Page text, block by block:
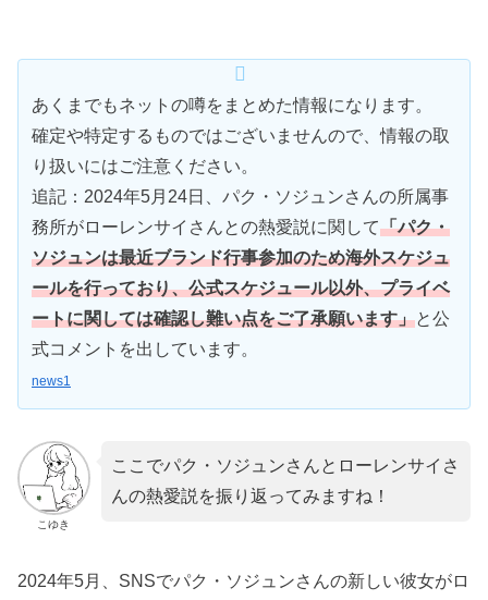
あくまでもネットの噂をまとめた情報になります。
確定や特定するものではございませんので、情報の取
り扱いにはご注意ください。
追記：2024年5月24日、パク・ソジュンさんの所属事
務所がローレンサイさんとの熱愛説に関して「パク・
ソジュンは最近ブランド行事参加のため海外スケジュ
ールを行っており、公式スケジュール以外、プライベ
ートに関しては確認し難い点をご了承願います」と公
式コメントを出しています。
news1
こゆき
ここでパク・ソジュンさんとローレンサイさ
んの熱愛説を振り返ってみますね！
2024年5月、SNSでパク・ソジュンさんの新しい彼女がロ